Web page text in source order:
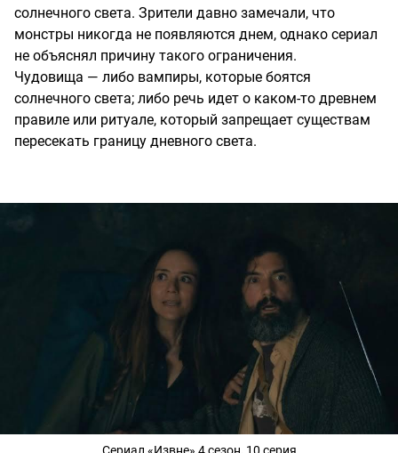
солнечного света. Зрители давно замечали, что
монстры никогда не появляются днем, однако сериал
не объяснял причину такого ограничения.
Чудовища — либо вампиры, которые боятся
солнечного света; либо речь идет о каком-то древнем
правиле или ритуале, который запрещает существам
пересекать границу дневного света.
Сериал «Извне» 4 сезон, 10 серия